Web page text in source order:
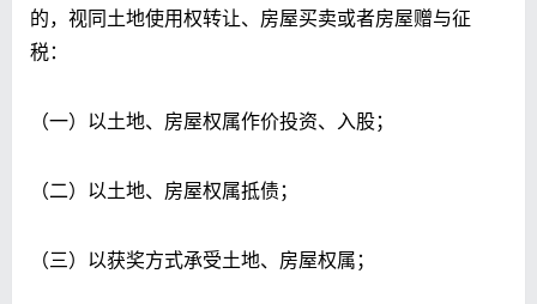
的，视同土地使用权转让、房屋买卖或者房屋赠与征
税：
（一）以土地、房屋权属作价投资、入股；
（二）以土地、房屋权属抵债；
（三）以获奖方式承受土地、房屋权属；